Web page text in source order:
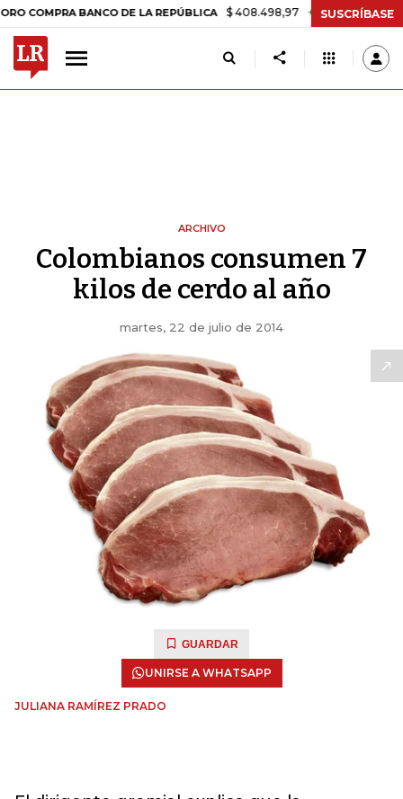
BANCO DE LA REPÚBLICA $ 408.498,97 +$ 8.753,81 +2,19%
SUSCRÍBASE
ARCHIVO
Colombianos consumen 7
kilos de cerdo al año
martes, 22 de julio de 2014
GUARDAR
UNIRSE A WHATSAPP
JULIANA RAMÍREZ PRADO